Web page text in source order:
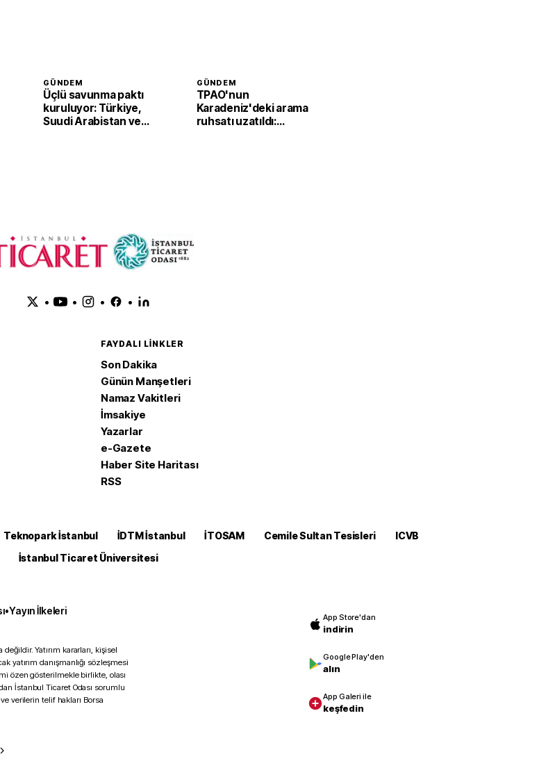
GÜNDEM
Üçlü savunma paktı
kuruluyor: Türkiye,
Suudi Arabistan ve
GÜNDEM
TPAO'nun
Karadeniz'deki arama
ruhsatı uzatıldı:
• • • •
FAYDALI LINKLER
Son Dakika
Günün Manşetleri
Namaz Vakitleri
İmsakiye
Yazarlar
e-Gazete
Haber Site Haritası
RSS
Teknopark İstanbul İDTM İstanbul İTOSAM Cemile Sultan Tesisleri
ICVB
İstanbul Ticaret Üniversitesi
•Yayın İlkeleri
Yatırım kararları, kişisel
danışmanlığı sözleşmesi
özen gösterilmekle birlikte, olası
İstanbul Ticaret Odası sorumlu
verilerin telif hakları Borsa
App Store'dan
indirin
Google Play'den
alın
App Galeri ile
keşfedin